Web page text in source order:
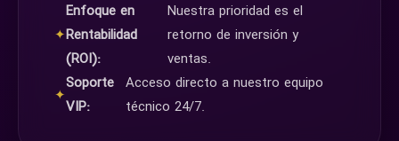
✦
Enfoque en
Rentabilidad
(ROI):
Nuestra prioridad es el
retorno de inversión y
ventas.
✦
Soporte
VIP:
Acceso directo a nuestro equipo
técnico 24/7.